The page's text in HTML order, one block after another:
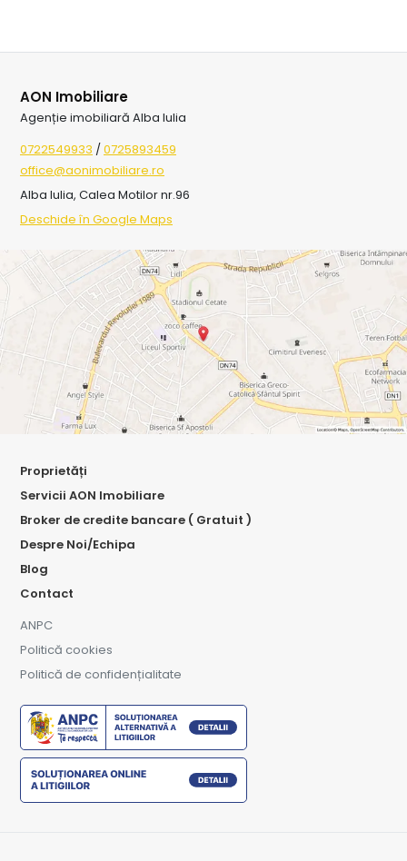
AON Imobiliare
Agenție imobiliară Alba Iulia
0722549933 / 0725893459
office@aonimobiliare.ro
Alba Iulia, Calea Motilor nr.96
Deschide în Google Maps
Proprietăți
Servicii AON Imobiliare
Broker de credite bancare ( Gratuit )
Despre Noi/Echipa
Blog
Contact
ANPC
Politică cookies
Politică de confidențialitate